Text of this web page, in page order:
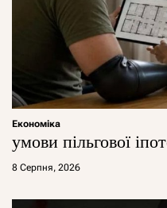
Економіка
умови пільгової
8 Серпня, 2026